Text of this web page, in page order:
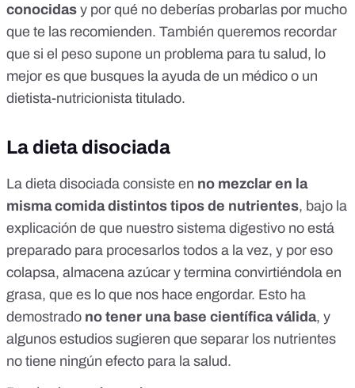
conocidas y por qué no deberías probarlas por mucho
que te las recomienden. También queremos recordar
que si el peso supone un problema para tu salud, lo
mejor es que busques la ayuda de un médico o un
dietista-nutricionista titulado.
La dieta disociada
La dieta disociada consiste en no mezclar en la
misma comida distintos tipos de nutrientes, bajo la
explicación de que nuestro sistema digestivo no está
preparado para procesarlos todos a la vez, y por eso
colapsa, almacena azúcar y termina convirtiéndola en
grasa, que es lo que nos hace engordar. Esto ha
demostrado no tener una base científica válida, y
algunos estudios sugieren que separar los nutrientes
no tiene ningún efecto para la salud.